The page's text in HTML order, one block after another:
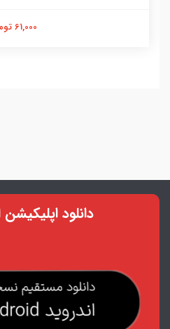
61,000 تومان
دانلود